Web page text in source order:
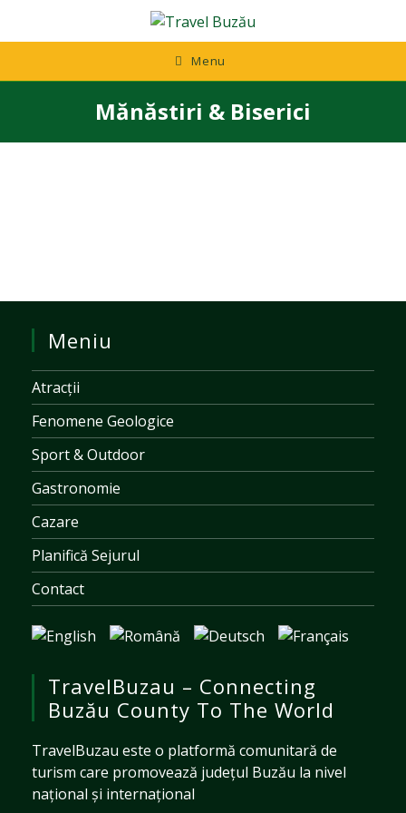
content
Menu
Mănăstiri & Biserici
Meniu
Atracții
Fenomene Geologice
Sport & Outdoor
Gastronomie
Cazare
Planifică Sejurul
Contact
TravelBuzau – Connecting
Buzău County To The World
TravelBuzau este o platformă comunitară de
turism care promovează județul Buzău la nivel
național și internațional